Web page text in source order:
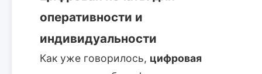
оперативности и
индивидуальности
Как уже говорилось, цифровая